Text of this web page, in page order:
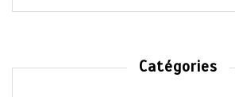
Catégories